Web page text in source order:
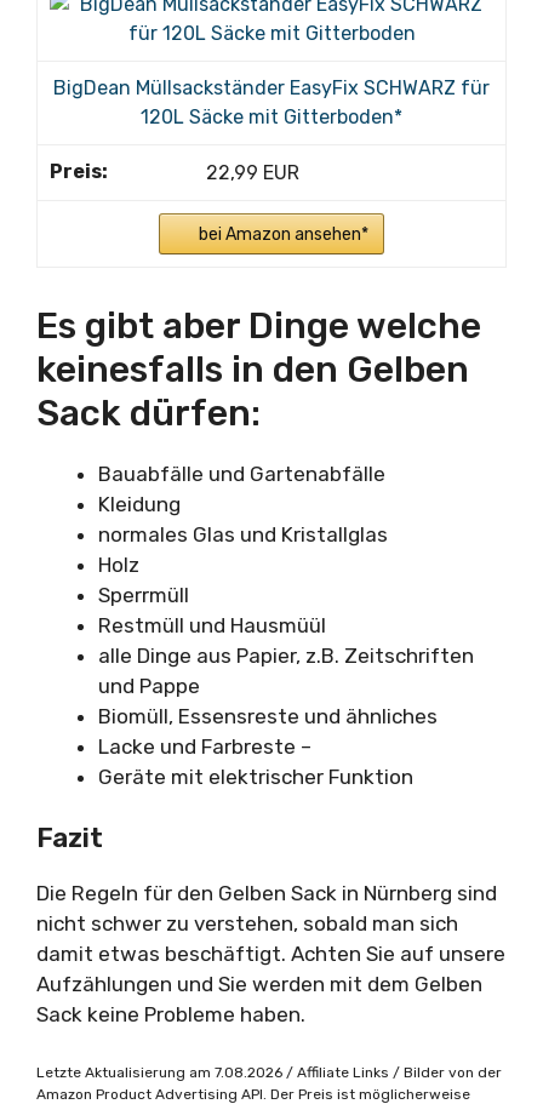
BigDean Müllsackständer EasyFix SCHWARZ für
120L Säcke mit Gitterboden*
22,99 EUR
bei Amazon ansehen*
Es gibt aber Dinge welche
keinesfalls in den Gelben
Sack dürfen:
Bauabfälle und Gartenabfälle
Kleidung
normales Glas und Kristallglas
Holz
Sperrmüll
Restmüll und Hausmüül
alle Dinge aus Papier, z.B. Zeitschriften
und Pappe
Biomüll, Essensreste und ähnliches
Lacke und Farbreste –
Geräte mit elektrischer Funktion
Fazit
Die Regeln für den Gelben Sack in Nürnberg sind
nicht schwer zu verstehen, sobald man sich
damit etwas beschäftigt. Achten Sie auf unsere
Aufzählungen und Sie werden mit dem Gelben
Sack keine Probleme haben.
Letzte Aktualisierung am 7.08.2026 / Affiliate Links / Bilder von der
Amazon Product Advertising API. Der Preis ist möglicherweise